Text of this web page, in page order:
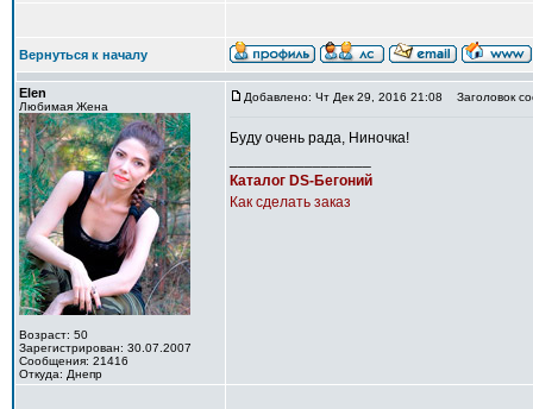
Вернуться к началу
Elen
Любимая Жена
Возраст: 50
Зарегистрирован: 30.07.2007
Сообщения: 21416
Откуда: Днепр
Добавлено: Чт Дек 29, 2016 21:08 Заголовок
Буду очень рада, Ниночка!
Каталог DS-Бегоний
Как сделать заказ